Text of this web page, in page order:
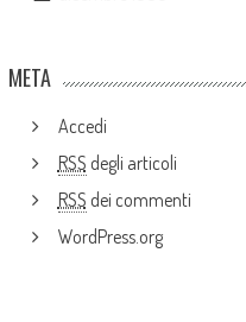
META
Accedi
RSS degli articoli
RSS dei commenti
WordPress.org